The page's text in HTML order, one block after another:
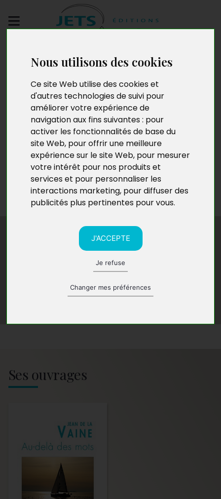
Nous utilisons des cookies
Ce site Web utilise des cookies et
d'autres technologies de suivi pour
améliorer votre expérience de
navigation aux fins suivantes : pour
activer les fonctionnalités de base du
site Web, pour offrir une meilleure
expérience sur le site Web, pour mesurer
votre intérêt pour nos produits et
services et pour personnaliser les
interactions marketing, pour diffuser des
publicités plus pertinentes pour vous.
J'ACCEPTE
Je refuse
Changer mes préférences
manuscrit
Jean de la Vaine
Jean de la Vaine a 51 ans. Fonctionnaire et célibataire, il
se passionne pour les jeux de mots et l’écriture.
Imitateur amateur, il aime aussi la photo en noir et
blanc, le cinéma, la pêche, le jardinage et l’automne. Il
croit profondément au respect de soi et des autres,
car « sans respect, aucune confiance ne peut naître ».
Ses ouvrages